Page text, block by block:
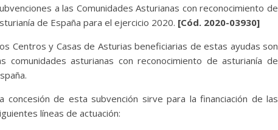
a las Comunidades Asturianas con reconocimiento de
de España para el ejercicio 2020. [Cód. 2020-03930]
Centros y Casas de Asturias beneficiarias de estas ayudas son
comunidades asturianas con reconocimiento de asturianía de
concesión de esta subvención sirve para la financiación de las
líneas de actuación: